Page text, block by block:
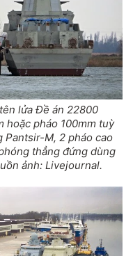
lửa Đề án 22800
hoặc pháo 100mm tuỳ
Pantsir-M, 2 pháo cao
thẳng đứng dùng
ảnh: Livejournal.